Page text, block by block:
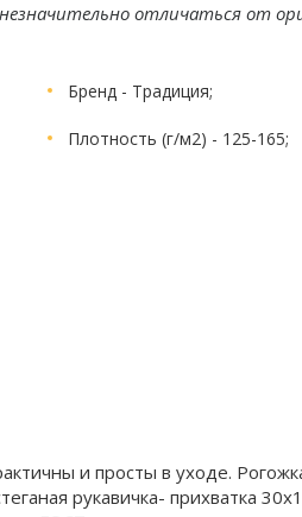
отличаться от
Бренд - Традиция;
Плотность (г/м2) - 125-165;
и просты в уходе.
рукавичка- прихватка